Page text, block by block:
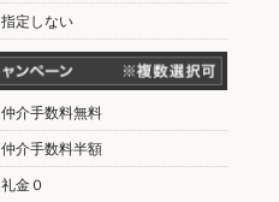
指定しない
仲介手数料無料
仲介手数料半額
礼金０